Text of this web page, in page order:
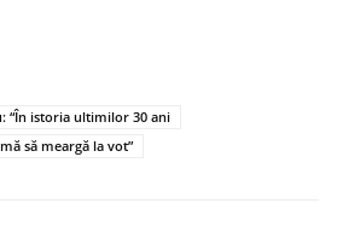
“În istoria ultimilor 30 ani
să meargă la vot”